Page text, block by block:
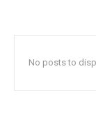
No posts to